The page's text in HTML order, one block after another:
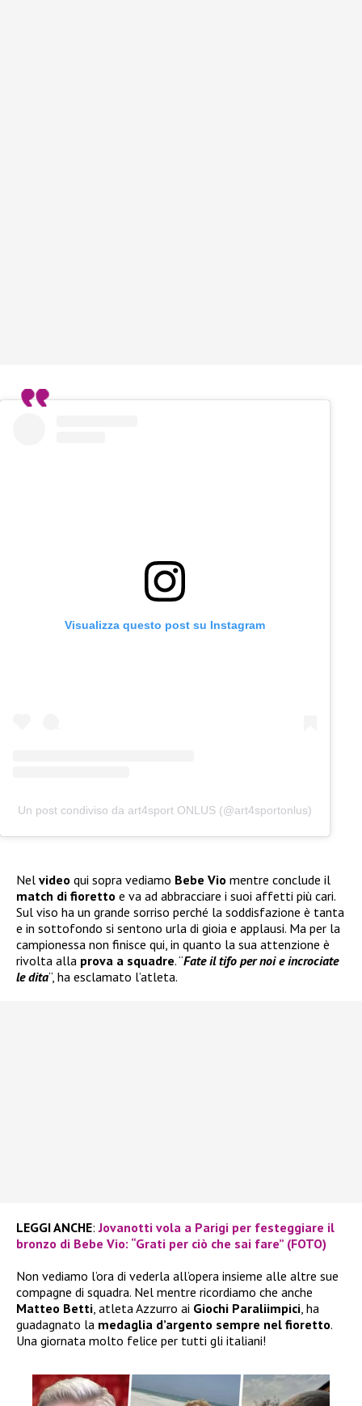
Visualizza questo post su Instagram
Un post condiviso da art4sport ONLUS (@art4sportonlus)
Nel video qui sopra vediamo Bebe Vio mentre conclude il
match di fioretto e va ad abbracciare i suoi affetti più cari.
Sul viso ha un grande sorriso perché la soddisfazione è tanta
e in sottofondo si sentono urla di gioia e applausi. Ma per la
campionessa non finisce qui, in quanto la sua attenzione è
rivolta alla prova a squadre. “Fate il tifo per noi e incrociate
le dita“, ha esclamato l’atleta.
LEGGI ANCHE:Jovanotti vola a Parigi per festeggiare il
bronzo di Bebe Vio: “Grati per ciò che sai fare” (FOTO)
Non vediamo l’ora di vederla all’opera insieme alle altre sue
compagne di squadra. Nel mentre ricordiamo che anche
Matteo Betti , atleta Azzurro ai Giochi Paraliimpici , ha
guadagnato la medaglia d’argento sempre nel fioretto.
Una giornata molto felice per tutti gli italiani!